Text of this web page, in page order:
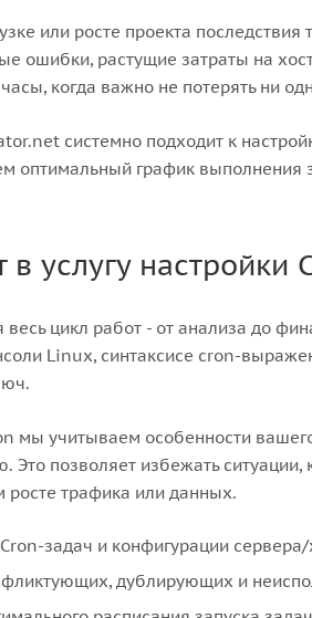
или росте проекта
ошибки, растущие затраты на
когда важно не потерять ни
системно подходит к
оптимальный график
в услугу
цикл работ - от анализа до
Linux, синтаксисе cron-
мы учитываем особенности
позволяет избежать
росте трафика или данных.
задач и конфигурации сервера/
дублирующих и